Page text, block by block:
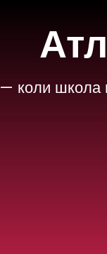
— коли школа